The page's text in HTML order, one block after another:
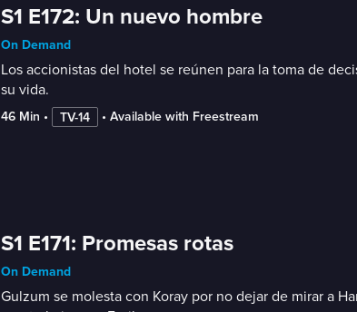
S1 E172: Un nuevo hombre
On Demand
Los accionistas del hotel se reúnen para la toma de
su vida.
46 Min • TV-14 • Available with Freestream
S1 E171: Promesas rotas
On Demand
Gulzum se molesta con Koray por no dejar de mirar a